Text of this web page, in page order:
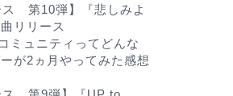
ス 第10弾】『悲しみよ
リリース
ミュニティってどんな
が2ヵ月やってみた感想